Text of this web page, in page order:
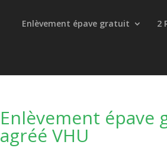
Enlèvement épave gratuit 2
Enlèvement épave
agréé VHU